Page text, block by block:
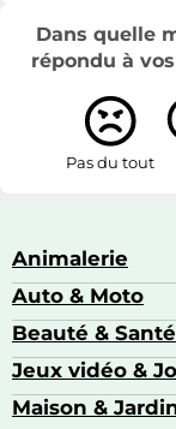
Dans quelle
répondu à
Pas du tout
Animalerie
Abris pour
Aquariophilie
Colliers GPS
Auto & Moto
Accessoires auto
Attelage &
Autoradios
Beauté & Santé
Alimentation
Amour &
Jeux vidéo &
Accessoires de
Maison &